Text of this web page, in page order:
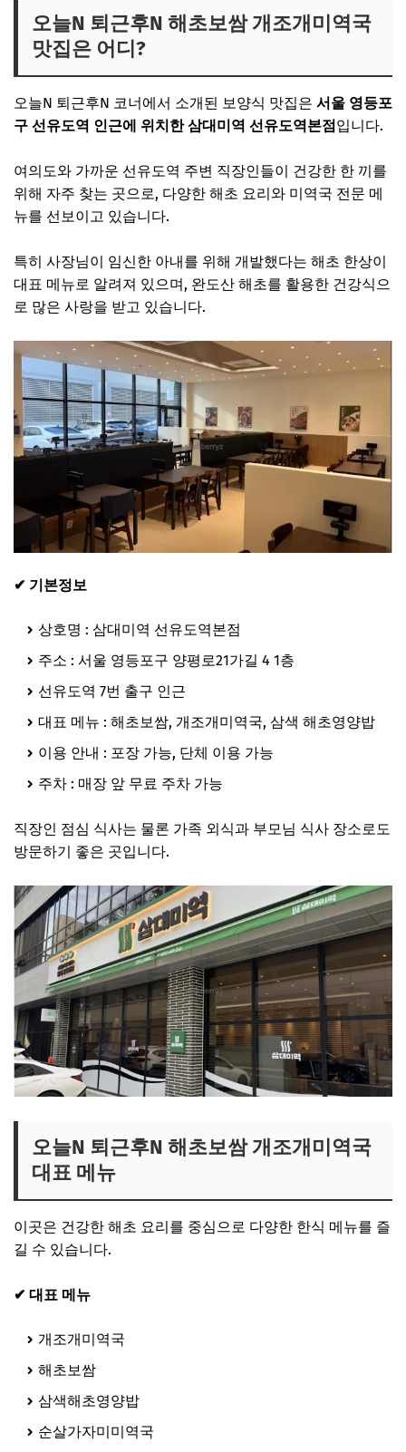
오늘N 퇴근후N 해초보쌈 개조개미역국
맛집은 어디?
오늘N 퇴근후N 코너에서 소개된 보양식 맛집은 서울 영등포
구 선유도역 인근에 위치한 삼대미역 선유도역본점입니다.
여의도와 가까운 선유도역 주변 직장인들이 건강한 한 끼를
위해 자주 찾는 곳으로, 다양한 해초 요리와 미역국 전문 메
뉴를 선보이고 있습니다.
특히 사장님이 임신한 아내를 위해 개발했다는 해초 한상이
대표 메뉴로 알려져 있으며, 완도산 해초를 활용한 건강식으
로 많은 사랑을 받고 있습니다.
✔ 기본정보
상호명 : 삼대미역 선유도역본점
주소 : 서울 영등포구 양평로21가길 4 1층
선유도역 7번 출구 인근
대표 메뉴 : 해초보쌈, 개조개미역국, 삼색 해초영양밥
이용 안내 : 포장 가능, 단체 이용 가능
주차 : 매장 앞 무료 주차 가능
직장인 점심 식사는 물론 가족 외식과 부모님 식사 장소로도
방문하기 좋은 곳입니다.
오늘N 퇴근후N 해초보쌈 개조개미역국
대표 메뉴
이곳은 건강한 해초 요리를 중심으로 다양한 한식 메뉴를 즐
길 수 있습니다.
✔ 대표 메뉴
개조개미역국
해초보쌈
삼색해초영양밥
순살가자미미역국